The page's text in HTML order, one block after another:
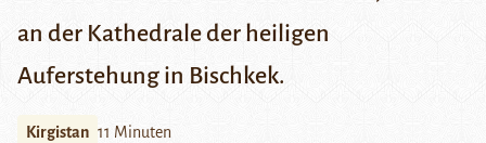
an der Kathedrale der heiligen
Auferstehung in Bischkek.
Kirgistan 11 Minuten